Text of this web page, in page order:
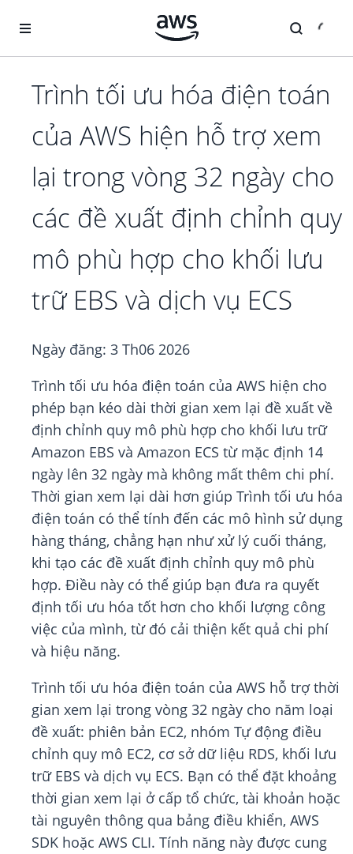
Trình tối ưu hóa điện toán
của AWS hiện hỗ trợ xem
lại trong vòng 32 ngày cho
các đề xuất định chỉnh quy
mô phù hợp cho khối lưu
trữ EBS và dịch vụ ECS
Ngày đăng: 3 Th06 2026
Trình tối ưu hóa điện toán của AWS hiện cho
phép bạn kéo dài thời gian xem lại đề xuất về
định chỉnh quy mô phù hợp cho khối lưu trữ
Amazon EBS và Amazon ECS từ mặc định 14
ngày lên 32 ngày mà không mất thêm chi phí.
Thời gian xem lại dài hơn giúp Trình tối ưu hóa
điện toán có thể tính đến các mô hình sử dụng
hàng tháng, chẳng hạn như xử lý cuối tháng,
khi tạo các đề xuất định chỉnh quy mô phù
hợp. Điều này có thể giúp bạn đưa ra quyết
định tối ưu hóa tốt hơn cho khối lượng công
việc của mình, từ đó cải thiện kết quả chi phí
và hiệu năng.
Trình tối ưu hóa điện toán của AWS hỗ trợ thời
gian xem lại trong vòng 32 ngày cho năm loại
đề xuất: phiên bản EC2, nhóm Tự động điều
chỉnh quy mô EC2, cơ sở dữ liệu RDS, khối lưu
trữ EBS và dịch vụ ECS. Bạn có thể đặt khoảng
thời gian xem lại ở cấp tổ chức, tài khoản hoặc
tài nguyên thông qua bảng điều khiển, AWS
SDK hoặc AWS CLI. Tính năng này được cung